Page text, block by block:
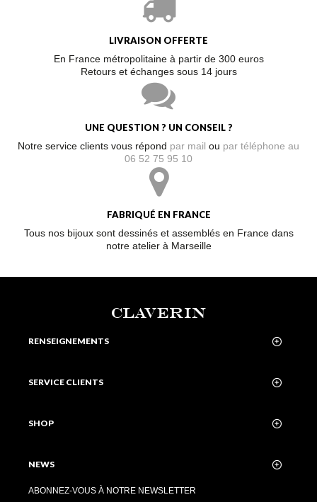
LIVRAISON OFFERTE
En France métropolitaine à partir de 300 euros
Retours et échanges sous 14 jours
UNE QUESTION ? UN CONSEIL ?
Notre service clients vous répond par mail ou par téléphone au
06 52 75 95 10
FABRIQUÉ EN FRANCE
Tous nos bijoux sont dessinés et assemblés en France dans
notre atelier à Marseille
CLAVERIN
RENSEIGNEMENTS
SERVICE CLIENTS
SHOP
NEWS
ABONNEZ-VOUS À NOTRE NEWSLETTER